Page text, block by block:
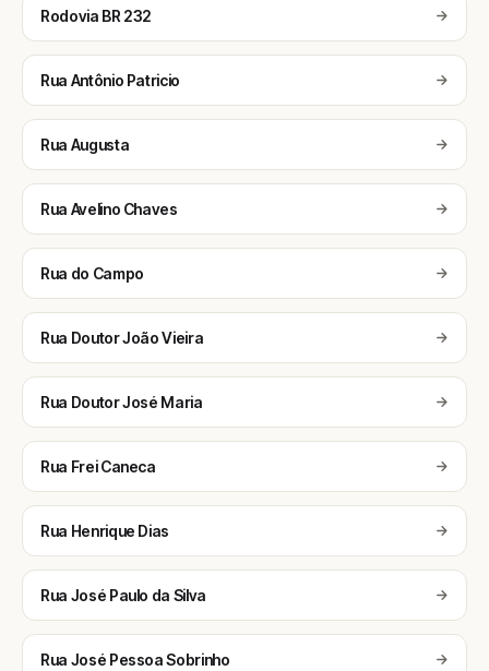
Rodovia BR 232
Rua Antônio Patricio
Rua Augusta
Rua Avelino Chaves
Rua do Campo
Rua Doutor João Vieira
Rua Doutor José Maria
Rua Frei Caneca
Rua Henrique Dias
Rua José Paulo da Silva
Rua José Pessoa Sobrinho